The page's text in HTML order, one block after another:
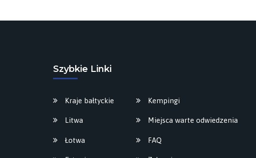
Szybkie Linki
Kraje bałtyckie
Litwa
Łotwa
Kempingi
Miejsca warte odwiedzenia
FAQ